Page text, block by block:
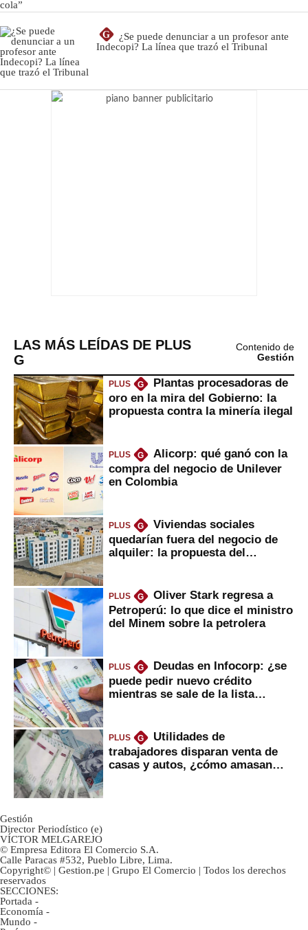
G
¿Se puede denunciar a un profesor ante
Indecopi? La línea que trazó el Tribunal
LAS MÁS LEÍDAS DE PLUS
G
Contenido de
Gestión
PLUS G
Plantas procesadoras de
oro en la mira del Gobierno: la
propuesta contra la minería ilegal
PLUS G
Alicorp: qué ganó con la
compra del negocio de Unilever
en Colombia
PLUS G
Viviendas sociales
quedarían fuera del negocio de
alquiler: la propuesta del
PLUS G
Oliver Stark regresa a
Petroperú: lo que dice el ministro
del Minem sobre la petrolera
PLUS G
Deudas en Infocorp: ¿se
puede pedir nuevo crédito
mientras se sale de la lista
PLUS G
Utilidades de
trabajadores disparan venta de
casas y autos, ¿cómo amasan
Gestión
Director Periodístico (e)
VÍCTOR MELGAREJO
© Empresa Editora El Comercio S.A.
Calle Paracas #532, Pueblo Libre, Lima.
Copyright© | Gestion.pe | Grupo El Comercio | Todos los derechos
reservados
SECCIONES:
Portada -
Economía -
Mundo -